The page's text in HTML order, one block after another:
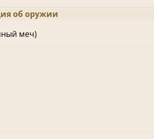
об оружии
меч)